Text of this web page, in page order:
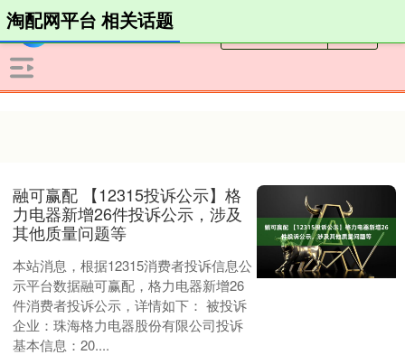
淘配网平台 相关话题
融可赢配 【12315投诉公示】格
力电器新增26件投诉公示，涉及
其他质量问题等
本站消息，根据12315消费者投诉信息公
示平台数据融可赢配，格力电器新增26
件消费者投诉公示，详情如下： 被投诉
企业：珠海格力电器股份有限公司投诉
基本信息：20....